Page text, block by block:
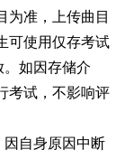
为准，上传曲目
可使用仅存考试
。如因存储介
考试，不影响评
因自身原因中断